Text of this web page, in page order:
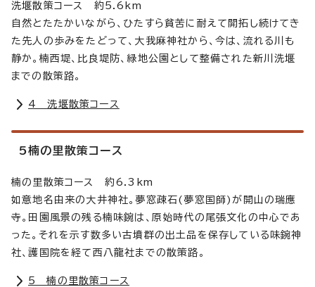
洗堰散策コース 約5.6km
自然とたたかいながら、ひたすら貧苦に耐えて開拓し続けてき
た先人の歩みをたどって、大我麻神社から、今は、流れる川も
静か。楠西堤、比良堤防、緑地公園として整備された新川洗堰
までの散策路。
4 洗堰散策コース
5楠の里散策コース
楠の里散策コース 約6.3km
如意地名由来の大井神社。夢窓疎石(夢窓国師)が開山の瑞應
寺。田園風景の残る楠味鋺は、原始時代の尾張文化の中心であ
った。それを示す数多い古墳群の出土品を保存している味鋺神
社、護国院を経て西八龍社までの散策路。
5 楠の里散策コース